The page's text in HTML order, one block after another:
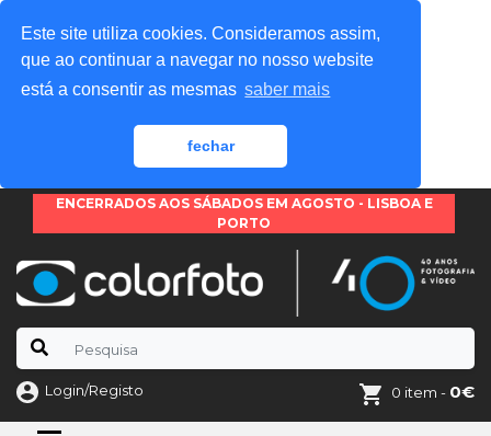
Este site utiliza cookies. Consideramos assim,
que ao continuar a navegar no nosso website
está a consentir as mesmas saber mais
fechar
ENCERRADOS AOS SÁBADOS EM AGOSTO - LISBOA E
PORTO
Login/Registo 0 item - 0€